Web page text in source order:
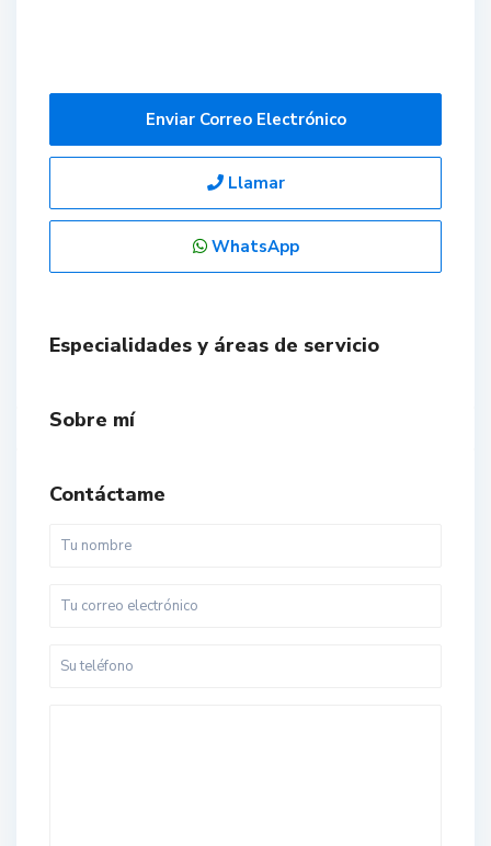
Enviar Correo Electrónico
Llamar
WhatsApp
Especialidades y áreas de servicio
Sobre mí
Contáctame